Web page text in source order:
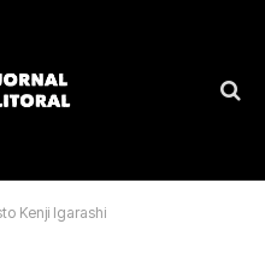
Kenji Igarashi